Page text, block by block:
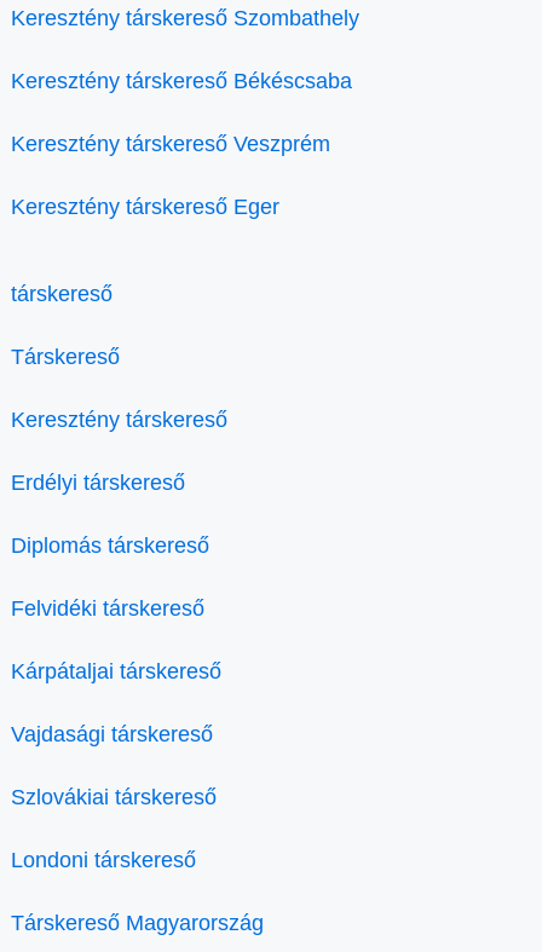
Keresztény társkereső Szombathely
Keresztény társkereső Békéscsaba
Keresztény társkereső Veszprém
Keresztény társkereső Eger
társkereső
Társkereső
Keresztény társkereső
Erdélyi társkereső
Diplomás társkereső
Felvidéki társkereső
Kárpátaljai társkereső
Vajdasági társkereső
Szlovákiai társkereső
Londoni társkereső
Társkereső Magyarország